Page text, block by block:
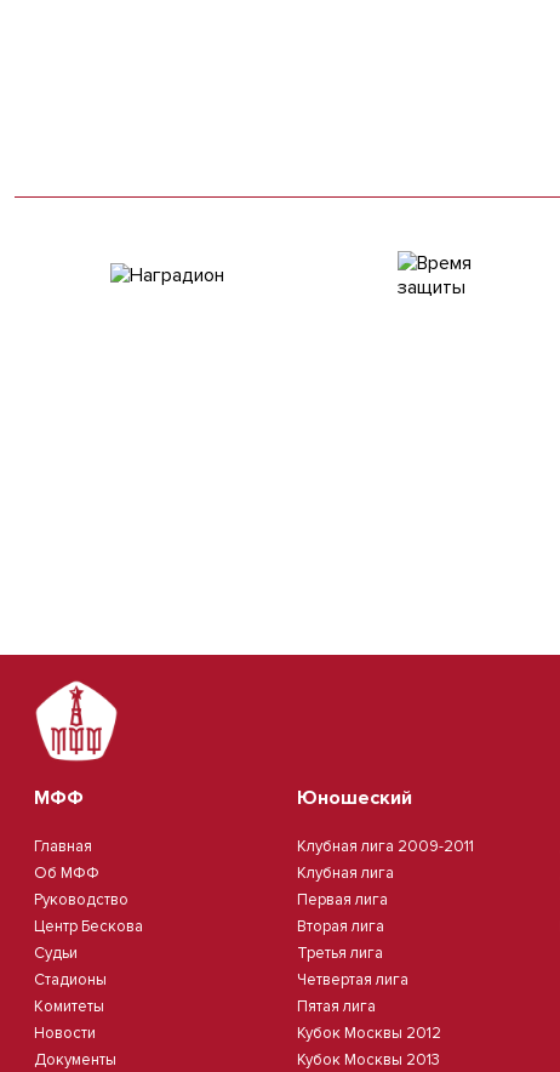
МФФ
Главная
Об МФФ
Руководство
Центр Бескова
Судьи
Стадионы
Комитеты
Новости
Документы
Юношеский
Клубная лига 2009-2011
Клубная лига
Первая лига
Вторая лига
Третья лига
Четвертая лига
Пятая лига
Кубок Москвы 2012
Кубок Москвы 2013